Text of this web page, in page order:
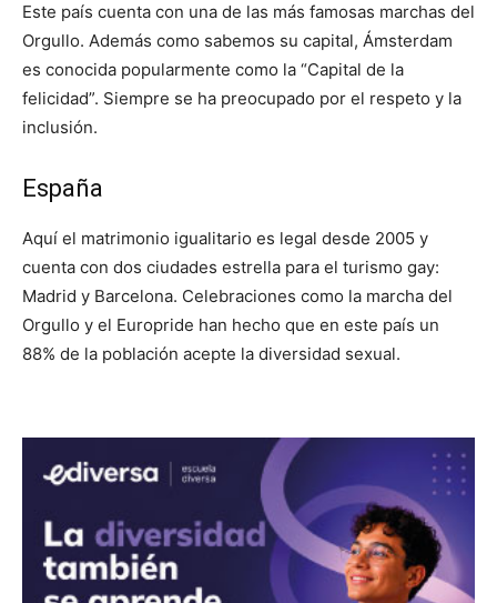
Este país cuenta con una de las más famosas marchas del
Orgullo. Además como sabemos su capital, Ámsterdam
es conocida popularmente como la “Capital de la
felicidad”. Siempre se ha preocupado por el respeto y la
inclusión.
España
Aquí el matrimonio igualitario es legal desde 2005 y
cuenta con dos ciudades estrella para el turismo gay:
Madrid y Barcelona. Celebraciones como la marcha del
Orgullo y el Europride han hecho que en este país un
88% de la población acepte la diversidad sexual.